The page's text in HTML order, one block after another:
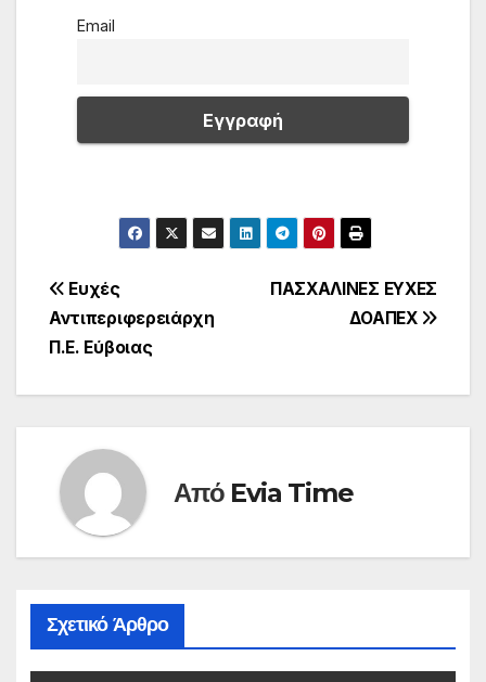
Email
Πλοήγηση
άρθρων
ΠΑΣΧΑΛΙΝΕΣ ΕΥΧΕΣ
ΔΟΑΠΕΧ
Ευχές
Αντιπεριφερειάρχη
Π.Ε. Εύβοιας
Από Evia Time
Σχετικό Άρθρο